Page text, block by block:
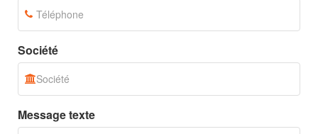
Société
Message texte